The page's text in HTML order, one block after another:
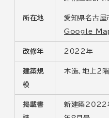
所在地
愛知県名古
Google
改修年 2022年
建築規
模
木造、地上２階
掲載書
新建築2022